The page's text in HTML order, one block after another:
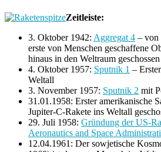
Zeitleiste:
3. Oktober 1942: Aggregat 4 – von
erste von Menschen geschaffene
hinaus in den Weltraum geschossen
4. Oktober 1957: Sputnik 1 –
Weltall
3. November 1957: Sputnik 2 mit
31.01.1958: Erster amerikanische
Jupiter-C-Rakete ins Weltall
29. Juli 1958: Gründung der US-
Aeronautics and Space
12.04.1961: Der sowjetische